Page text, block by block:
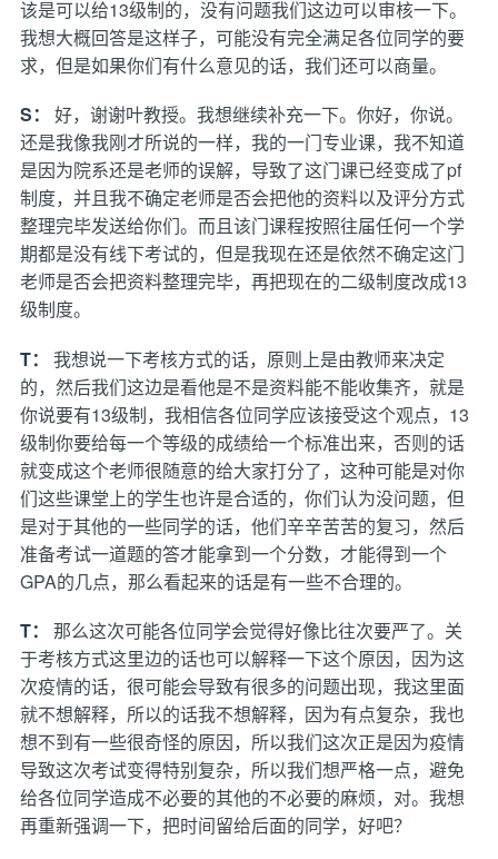
该是可以给13级制的，没有问题我们这边可以审核一下。
我想大概回答是这样子，可能没有完全满足各位同学的要
求，但是如果你们有什么意见的话，我们还可以商量。
S：
好，谢谢叶教授。我想继续补充一下。你好，你说。
还是我像我刚才所说的一样，我的一门专业课，我不知道
是因为院系还是老师的误解，导致了这门课已经变成了pf
制度，并且我不确定老师是否会把他的资料以及评分方式
整理完毕发送给你们。而且该门课程按照往届任何一个学
期都是没有线下考试的，但是我现在还是依然不确定这门
老师是否会把资料整理完毕，再把现在的二级制度改成13
级制度。
T：
我想说一下考核方式的话，原则上是由教师来决定
的，然后我们这边是看他是不是资料能不能收集齐，就是
你说要有13级制，我相信各位同学应该接受这个观点，13
级制你要给每一个等级的成绩给一个标准出来，否则的话
就变成这个老师很随意的给大家打分了，这种可能是对你
们这些课堂上的学生也许是合适的，你们认为没问题，但
是对于其他的一些同学的话，他们辛辛苦苦的复习，然后
准备考试一道题的答才能拿到一个分数，才能得到一个
GPA的几点，那么看起来的话是有一些不合理的。
T：
那么这次可能各位同学会觉得好像比往次要严了。关
于考核方式这里边的话也可以解释一下这个原因，因为这
次疫情的话，很可能会导致有很多的问题出现，我这里面
就不想解释，所以的话我不想解释，因为有点复杂，我也
想不到有一些很奇怪的原因，所以我们这次正是因为疫情
导致这次考试变得特别复杂，所以我们想严格一点，避免
给各位同学造成不必要的其他的不必要的麻烦，对。我想
再重新强调一下，把时间留给后面的同学，好吧？